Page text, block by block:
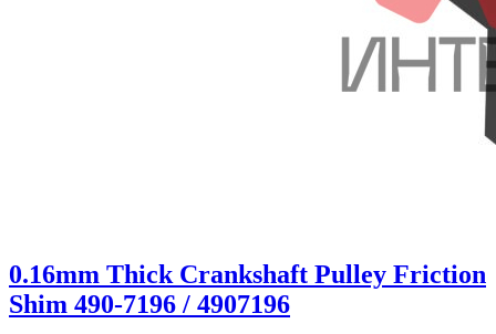
0.16mm Thick Crankshaft Pulley Friction
Shim 490-7196 / 4907196